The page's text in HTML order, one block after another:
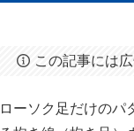
この記事には
ローソク足だけのパ